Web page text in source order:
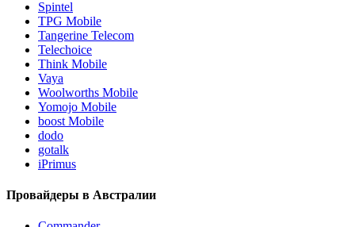
Spintel
TPG Mobile
Tangerine Telecom
Telechoice
Think Mobile
Vaya
Woolworths Mobile
Yomojo Mobile
boost Mobile
dodo
gotalk
iPrimus
Провайдеры в Австралии